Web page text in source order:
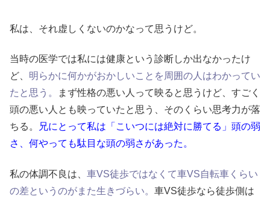
私は、それ虚しくないのかなって思うけど。
当時の医学では私には健康という診断しか出なかったけ
ど、 明らかに何かがおかしいことを周囲の人はわかってい
たと思う。
まず性格の悪い人って映ると思うけど、すごく
頭の悪い人とも映っていたと思う、そのくらい思考力が落
ちる。
兄にとって私は「こいつには絶対に勝てる」頭の弱
さ、何やっても駄目な頭の弱さがあった。
私の体調不良は、 車VS徒歩ではなくて車VS自転車くらい
の差というのがまた生きづらい。 車VS徒歩なら徒歩側は